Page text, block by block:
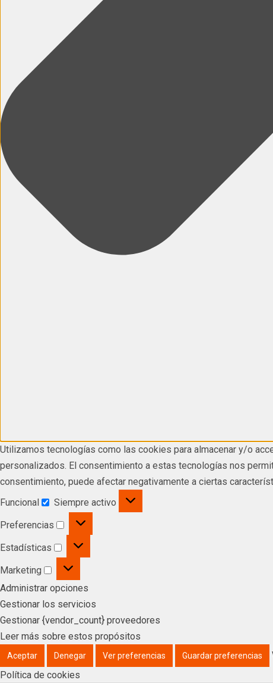
Utilizamos tecnologías como las cookies para almacenar y/o
personalizados. El consentimiento a estas tecnologías nos
consentimiento, puede afectar negativamente a ciertas
Funcional
Siempre activo
Preferencias
Estadísticas
Marketing
Administrar opciones
Gestionar los servicios
Gestionar {vendor_count} proveedores
Leer más sobre estos propósitos
Aceptar Denegar Ver preferencias Guardar preferencias
Política de cookies